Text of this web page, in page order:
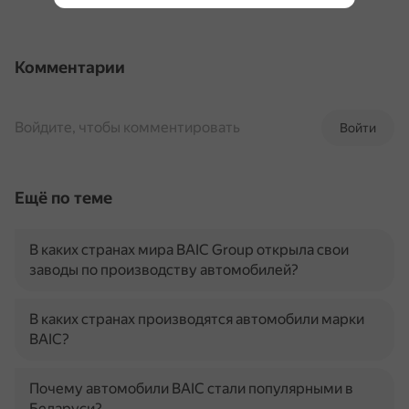
Комментарии
Войти
Войдите, чтобы комментировать
Ещё по теме
В каких странах мира BAIC Group открыла свои
заводы по производству автомобилей?
В каких странах производятся автомобили марки
BAIC?
Почему автомобили BAIC стали популярными в